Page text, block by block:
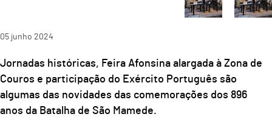
05 junho 2024
Jornadas históricas, Feira Afonsina alargada à Zona de
Couros e participação do Exército Português são
algumas das novidades das comemorações dos 896
anos da Batalha de São Mamede.